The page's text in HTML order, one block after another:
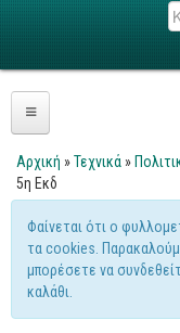
Πληροφορική
Λειτουργικά
Windows
Linux
Unix
Είστε εδώ
Αρχική »Τεχνικά »
5η Εκδ
Μήνυμα
Φαίνεται ότι ο
τα cookies.
μπορέσετε να
καλάθι.